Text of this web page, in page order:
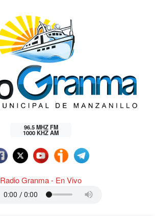
96.5 MHZ FM
1000 KHZ AM
Radio Granma - En Vivo